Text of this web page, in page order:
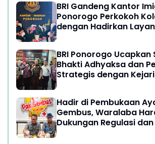
BRI Gandeng Kantor
Ponorogo Perkokoh
dengan Hadirkan
BRI Ponorogo
Bhakti Adhyaksa dan
Strategis dengan Kejari
Hadir di Pembukaan
Gembus, Waralaba
Dukungan Regulasi